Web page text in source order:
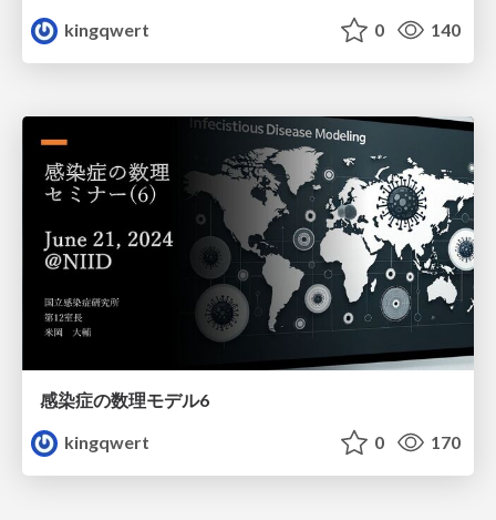
kingqwert
0 140
感染症の数理モデル6
kingqwert
0 170